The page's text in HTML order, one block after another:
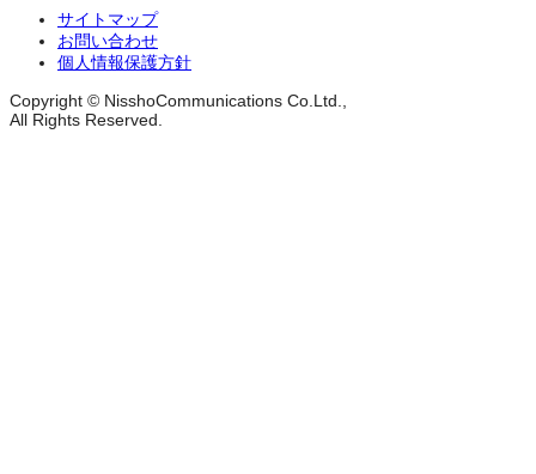
サイトマップ
お問い合わせ
個人情報保護方針
Copyright © NisshoCommunications Co.Ltd.,
All Rights Reserved.